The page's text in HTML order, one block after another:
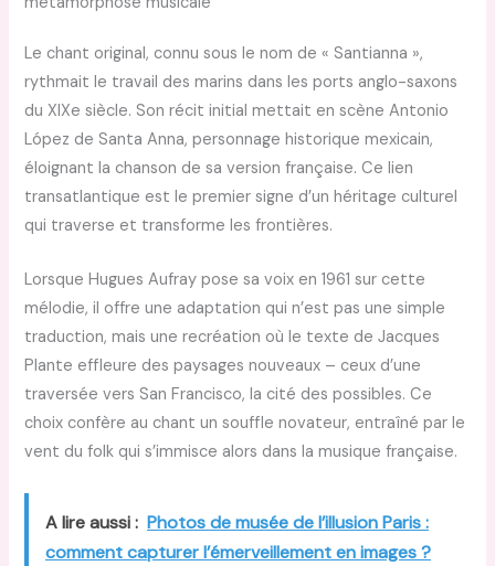
Le chant original, connu sous le nom de « Santianna »,
rythmait le travail des marins dans les ports anglo-saxons
du XIXe siècle. Son récit initial mettait en scène Antonio
López de Santa Anna, personnage historique mexicain,
éloignant la chanson de sa version française. Ce lien
transatlantique est le premier signe d’un héritage culturel
qui traverse et transforme les frontières.
Lorsque Hugues Aufray pose sa voix en 1961 sur cette
mélodie, il offre une adaptation qui n’est pas une simple
traduction, mais une recréation où le texte de Jacques
Plante effleure des paysages nouveaux – ceux d’une
traversée vers San Francisco, la cité des possibles. Ce
choix confère au chant un souffle novateur, entraîné par le
vent du folk qui s’immisce alors dans la musique française.
A lire aussi : Photos de musée de l’illusion Paris :
comment capturer l’émerveillement en images ?